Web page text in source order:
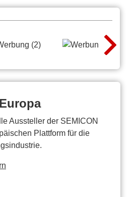
Aussteller der SEMICON
Plattform für die